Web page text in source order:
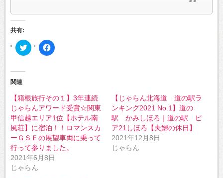
共有:
ク
リ
共
有
(新
し
い
ウ
ィ
ン
ド
ウ
で
開
き
ま
Facebook
で
リ
ッ
し
て
く
だ
さ
い
(新
し
関連
【箱根旅行その１】3年連続
じゃらんアワード受賞☆関東
甲信越エリア1位【ホテル南
風荘】に宿泊！！ロマンスカ
ーＧＳＥの展望車両に乗って
行って参りました。
2021年6月8日
じゃらん
【じゃらん北海道 道の駅ラ
ンキング2021 No.1】道の
駅 かみしほろ｜道の駅 ピ
ア21しほろ【夫婦の休日】
2021年12月8日
じゃらん